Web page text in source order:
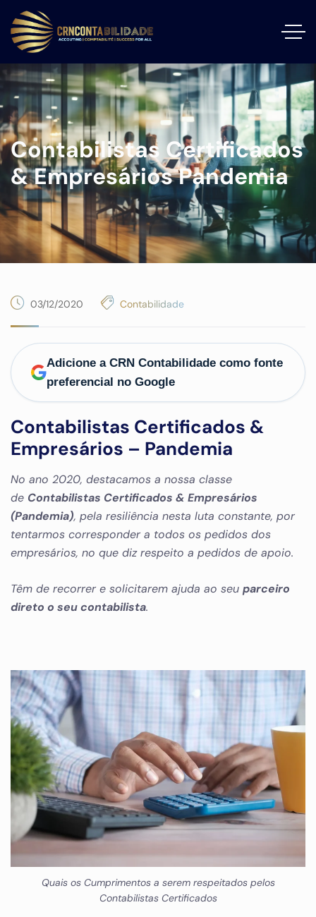
Contabilistas Certificados
& Empresários Pandemia
03/12/2020 Contabilidade
Adicione a CRN Contabilidade como fonte
preferencial no Google
Contabilistas Certificados &
Empresários – Pandemia
No ano 2020, destacamos a nossa classe
de Contabilistas Certificados & Empresários
(Pandemia), pela resiliência nesta luta constante, por
tentarmos corresponder a todos os pedidos dos
empresários, no que diz respeito a pedidos de apoio.
Têm de recorrer e solicitarem ajuda ao seu parceiro
direto o seu contabilista.
Quais os Cumprimentos a serem respeitados pelos
Contabilistas Certificados